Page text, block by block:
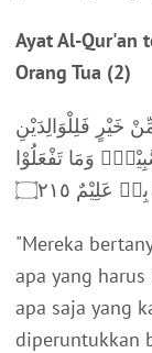
Ayat Al-Qur'an
Orang Tua (2)
خَيْرٍ فَلِلْوَالِدَيْنِ
وَمَا تَفْعَلُوْا
عَلِيْمٌ ۝٢١٥
"Mereka
apa yang
apa saja yang
diperuntukkan